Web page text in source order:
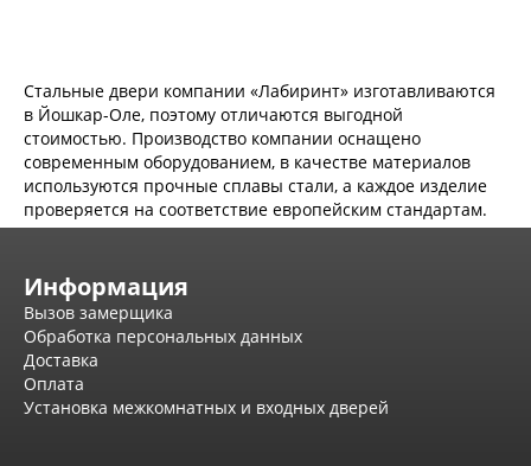
Скин
Тренд
Двери ВанМарк
Шпон текстурированный
Эмалекс
Серия София
Эмаль
Серия Симпл
Серия Синди
Серия Скай
Двери Верда
Стальные двери компании «Лабиринт» изготавливаются
в Йошкар-Оле, поэтому отличаются выгодной
стоимостью. Производство компании оснащено
современным оборудованием, в качестве материалов
используются прочные сплавы стали, а каждое изделие
проверяется на соответствие европейским стандартам.
Информация
Вызов замерщика
Обработка персональных данных
Доставка
Оплата
Установка межкомнатных и входных дверей